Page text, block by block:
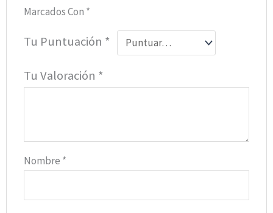
Marcados Con *
Tu Puntuación *
Tu Valoración *
Nombre *